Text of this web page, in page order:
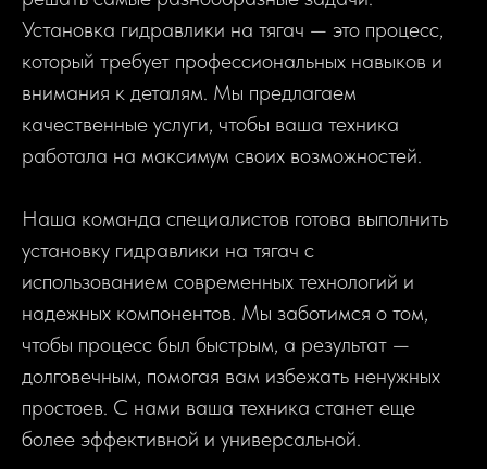
Установка гидравлики на тягач — это процесс,
который требует профессиональных навыков и
внимания к деталям. Мы предлагаем
качественные услуги, чтобы ваша техника
работала на максимум своих возможностей.
Наша команда специалистов готова выполнить
установку гидравлики на тягач с
использованием современных технологий и
надежных компонентов. Мы заботимся о том,
чтобы процесс был быстрым, а результат —
долговечным, помогая вам избежать ненужных
простоев. С нами ваша техника станет еще
более эффективной и универсальной.